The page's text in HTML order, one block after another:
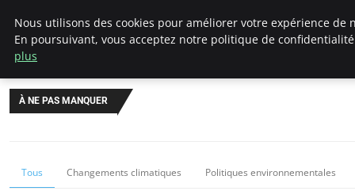
Climategatecountryclub.com
À NE PAS MANQUER
Tous Changements climatiques Politiques environnementales
Nous utilisons des cookies pour améliorer votre expérience de
En poursuivant, vous acceptez notre politique de
plus